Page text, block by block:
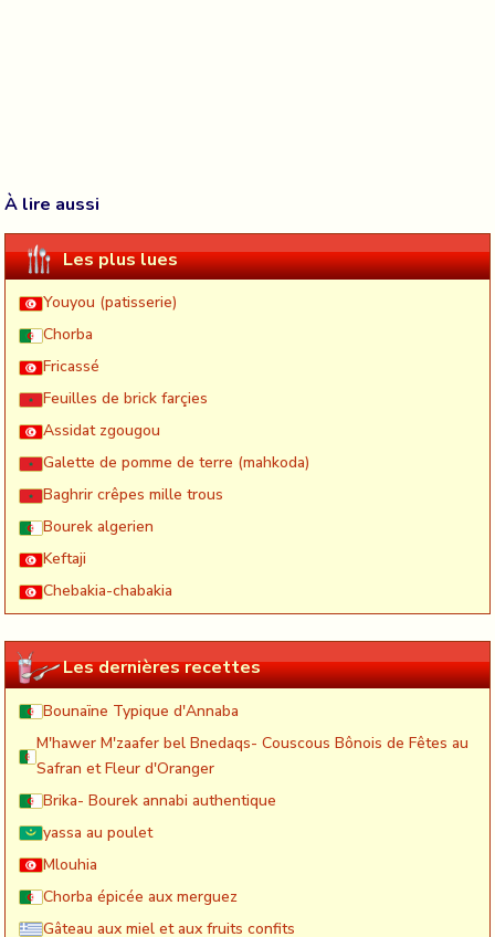
À lire aussi
Les plus lues
Youyou (patisserie)
Chorba
Fricassé
Feuilles de brick farçies
Assidat zgougou
Galette de pomme de terre (mahkoda)
Baghrir crêpes mille trous
Bourek algerien
Keftaji
Chebakia-chabakia
Les dernières recettes
Bounaïne Typique d'Annaba
M'hawer M'zaafer bel Bnedaqs- Couscous Bônois de Fêtes au
Safran et Fleur d'Oranger
Brika- Bourek annabi authentique
yassa au poulet
Mlouhia
Chorba épicée aux merguez
Gâteau aux miel et aux fruits confits